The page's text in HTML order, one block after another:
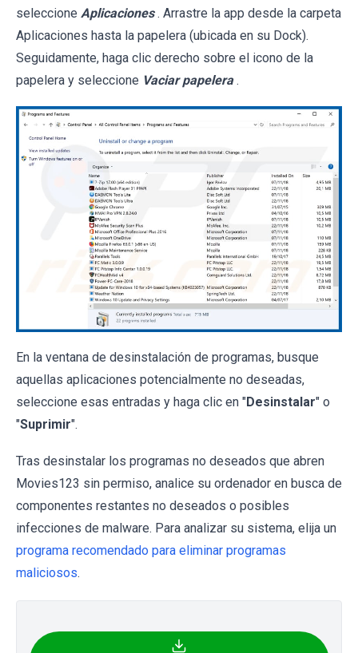
seleccione Aplicaciones . Arrastre la app desde la carpeta
Aplicaciones hasta la papelera (ubicada en su Dock).
Seguidamente, haga clic derecho sobre el icono de la
papelera y seleccione Vaciar papelera .
En la ventana de desinstalación de programas, busque
aquellas aplicaciones potencialmente no deseadas,
seleccione esas entradas y haga clic en "Desinstalar" o
"Suprimir".
Tras desinstalar los programas no deseados que abren
Movies123 sin permiso, analice su ordenador en busca de
componentes restantes no deseados o posibles
infecciones de malware. Para analizar su sistema, elija un
programa recomendado para eliminar programas
maliciosos.